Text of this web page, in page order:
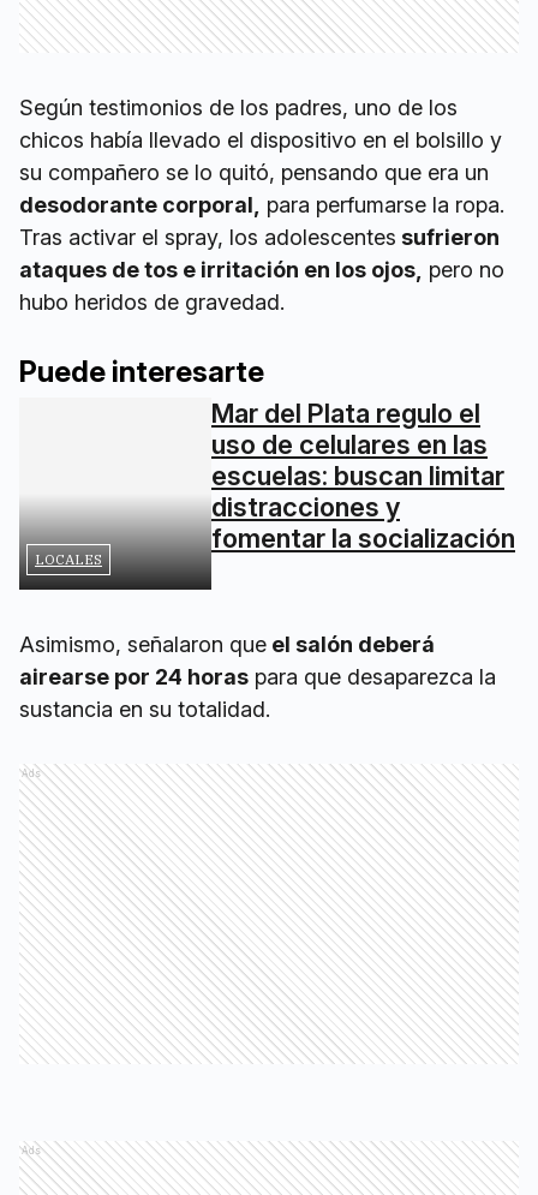
Según testimonios de los padres, uno de los
chicos había llevado el dispositivo en el bolsillo y
su compañero se lo quitó, pensando que era un
desodorante corporal,
para perfumarse la ropa.
Tras activar el spray, los adolescentes sufrieron
ataques de tos e irritación en los ojos, pero no
hubo heridos de gravedad.
Puede interesarte
Mar del Plata regulo el
uso de celulares en las
escuelas: buscan limitar
distracciones y
fomentar la socialización
airearse por 24 horaspara que desaparezca la
sustancia en su totalidad.